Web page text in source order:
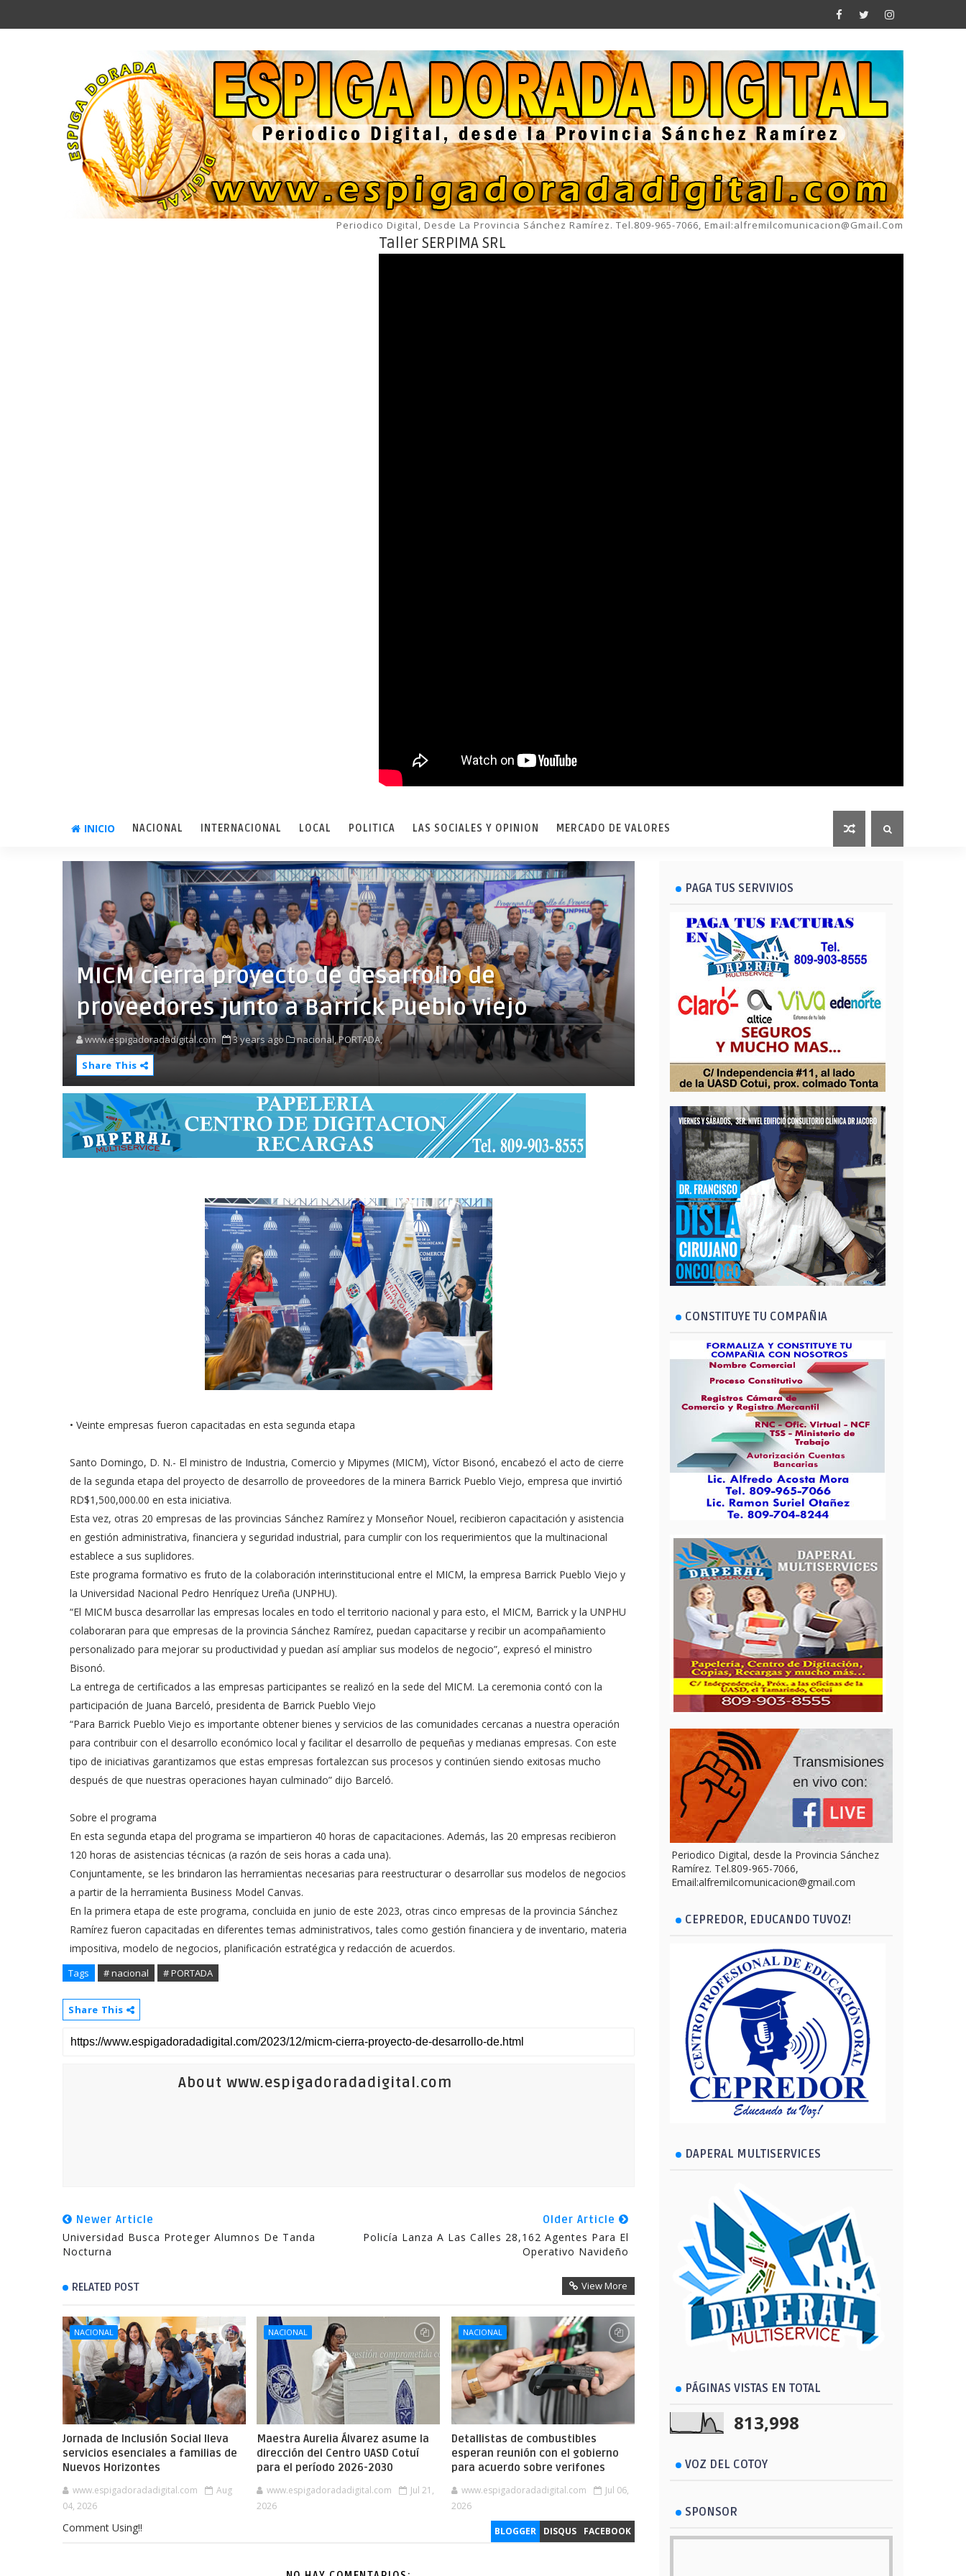
Periodico Digital, Desde La Provincia Sánchez Ramírez. Tel.809-965-7066, Email:alfremilcomunicacion@gmail.com
Taller SERPIMA SRL
INICIO NACIONAL INTERNACIONAL LOCAL POLITICA LAS SOCIALES Y OPINION MERCADO DE VALORES
MICM cierra proyecto de desarrollo de
proveedores junto a Barrick Pueblo Viejo
www.espigadoradadigital.com 3 years ago nacional,PORTADA,
Share This
• Veinte empresas fueron capacitadas en esta segunda etapa
Santo Domingo, D. N.- El ministro de Industria, Comercio y Mipymes (MICM), Víctor Bisonó, encabezó el acto de cierre
de la segunda etapa del proyecto de desarrollo de proveedores de la minera Barrick Pueblo Viejo, empresa que invirtió
RD$1,500,000.00 en esta iniciativa.
Esta vez, otras 20 empresas de las provincias Sánchez Ramírez y Monseñor Nouel, recibieron capacitación y asistencia
en gestión administrativa, financiera y seguridad industrial, para cumplir con los requerimientos que la multinacional
establece a sus suplidores.
Este programa formativo es fruto de la colaboración interinstitucional entre el MICM, la empresa Barrick Pueblo Viejo y
la Universidad Nacional Pedro Henríquez Ureña (UNPHU).
“El MICM busca desarrollar las empresas locales en todo el territorio nacional y para esto, el MICM, Barrick y la UNPHU
colaboraran para que empresas de la provincia Sánchez Ramírez, puedan capacitarse y recibir un acompañamiento
personalizado para mejorar su productividad y puedan así ampliar sus modelos de negocio”, expresó el ministro
Bisonó.
La entrega de certificados a las empresas participantes se realizó en la sede del MICM. La ceremonia contó con la
participación de Juana Barceló, presidenta de Barrick Pueblo Viejo
“Para Barrick Pueblo Viejo es importante obtener bienes y servicios de las comunidades cercanas a nuestra operación
para contribuir con el desarrollo económico local y facilitar el desarrollo de pequeñas y medianas empresas. Con este
tipo de iniciativas garantizamos que estas empresas fortalezcan sus procesos y continúen siendo exitosas mucho
después de que nuestras operaciones hayan culminado” dijo Barceló.
Sobre el programa
En esta segunda etapa del programa se impartieron 40 horas de capacitaciones. Además, las 20 empresas recibieron
120 horas de asistencias técnicas (a razón de seis horas a cada una).
Conjuntamente, se les brindaron las herramientas necesarias para reestructurar o desarrollar sus modelos de negocios
a partir de la herramienta Business Model Canvas.
En la primera etapa de este programa, concluida en junio de este 2023, otras cinco empresas de la provincia Sánchez
Ramírez fueron capacitadas en diferentes temas administrativos, tales como gestión financiera y de inventario, materia
impositiva, modelo de negocios, planificación estratégica y redacción de acuerdos.
Tags # nacional # PORTADA
Share This
About www.espigadoradadigital.com
Newer Article
Universidad Busca Proteger Alumnos De Tanda
Nocturna
Older Article
Policía Lanza A Las Calles 28,162 Agentes Para El
Operativo Navideño
RELATED POST View More
NACIONAL
Jornada de Inclusión Social lleva
servicios esenciales a familias de
Nuevos Horizontes
www.espigadoradadigital.com
Aug
04, 2026
NACIONAL
Maestra Aurelia Álvarez asume la
dirección del Centro UASD Cotuí
para el período 2026-2030
www.espigadoradadigital.com
Jul 21,
2026
NACIONAL
Detallistas de combustibles
esperan reunión con el gobierno
para acuerdo sobre verifones
www.espigadoradadigital.com
Jul 06,
2026
BLOGGER DISQUS FACEBOOK
Comment Using!!
PAGA TUS SERVIVIOS
CONSTITUYE TU COMPAÑIA
Periodico Digital, desde la Provincia Sánchez
Ramírez. Tel.809-965-7066,
Email:alfremilcomunicacion@gmail.com
CEPREDOR, EDUCANDO TUVOZ!
DAPERAL MULTISERVICES
PÁGINAS VISTAS EN TOTAL
813,998
VOZ DEL COTOY
SPONSOR